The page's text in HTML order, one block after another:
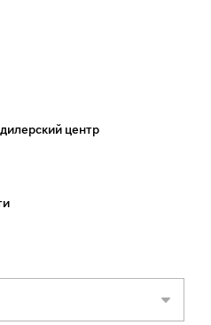
центр